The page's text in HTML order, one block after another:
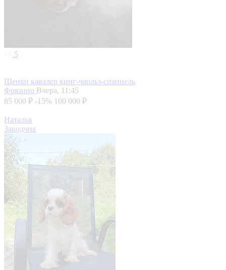
5
Щенки кавалер кинг-чарльз-спаниель
Фрязино Вчера, 11:45
85 000 ₽ -15% 100 000 ₽
Наталья
Заводчик